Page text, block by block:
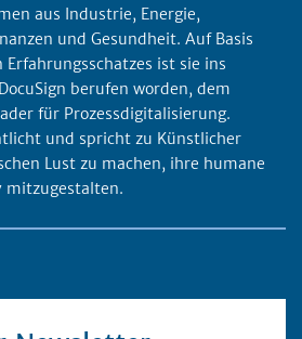
aus Industrie, Energie,
und Gesundheit. Auf Basis
ist sie ins
berufen worden, dem
für Prozessdigitalisierung.
und spricht zu Künstlicher
Lust zu machen, ihre humane